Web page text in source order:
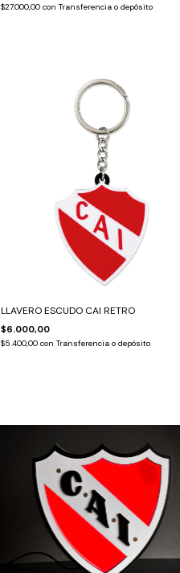
$27.000,00 con Transferencia o depósito
LLAVERO ESCUDO CAI RETRO
$6.000,00
$5.400,00 con Transferencia o depósito